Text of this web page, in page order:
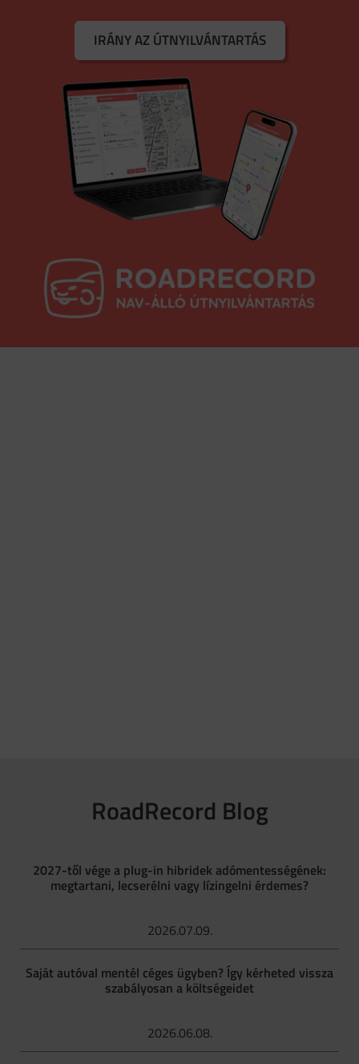
IRÁNY AZ ÚTNYILVÁNTARTÁS
RoadRecord Blog
2027-től vége a plug-in hibridek adómentességének:
megtartani, lecserélni vagy lízingelni érdemes?
2026.07.09.
Saját autóval mentél céges ügyben? Így kérheted vissza
szabályosan a költségeidet
2026.06.08.